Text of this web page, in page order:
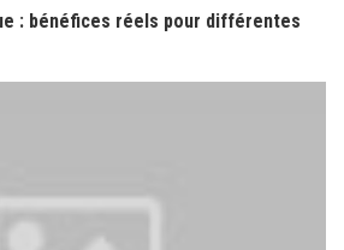
: bénéfices réels pour différentes